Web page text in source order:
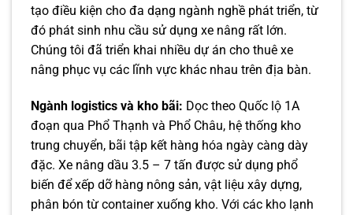
tạo điều kiện cho đa dạng ngành nghề phát triển, từ
đó phát sinh nhu cầu sử dụng xe nâng rất lớn.
Chúng tôi đã triển khai nhiều dự án cho thuê xe
nâng phục vụ các lĩnh vực khác nhau trên địa bàn.
Ngành logistics và kho bãi: Dọc theo Quốc lộ 1A
đoạn qua Phổ Thạnh và Phổ Châu, hệ thống kho
trung chuyển, bãi tập kết hàng hóa ngày càng dày
đặc. Xe nâng dầu 3.5 – 7 tấn được sử dụng phổ
biến để xếp dỡ hàng nông sản, vật liệu xây dựng,
phân bón từ container xuống kho. Với các kho lạnh